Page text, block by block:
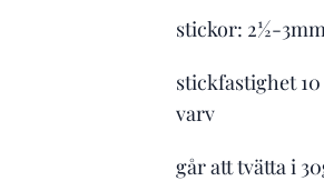
stickor: 2½-
stickfastighet 10
varv
går att tvätta i